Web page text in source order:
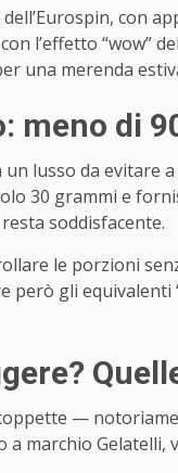
con
l’effetto “wow”
una merenda
meno di
lusso da evitare
30 grammi e
soddisfacente.
le porzioni
però gli
—
marchio Gelatelli,